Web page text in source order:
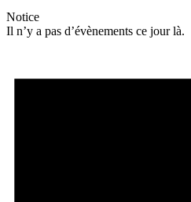
Notice
Il n’y a pas d’évènements ce jour là.